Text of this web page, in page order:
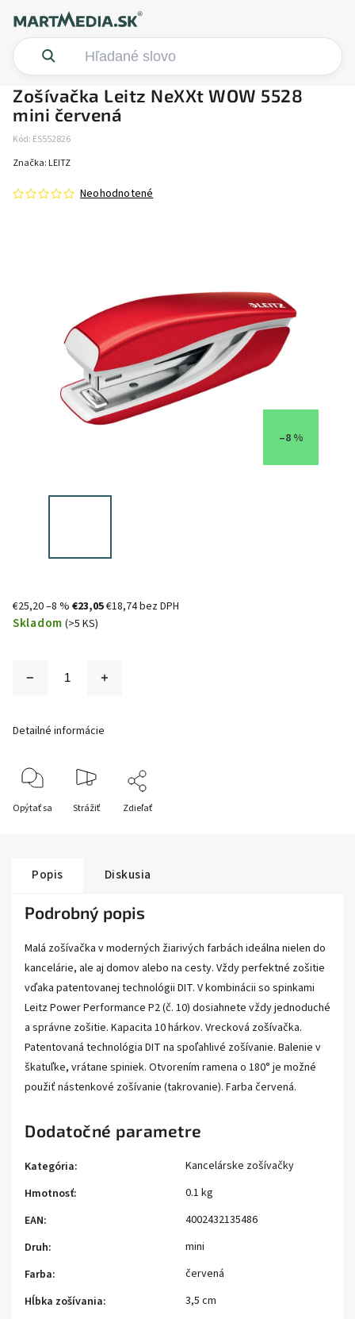
Zošívačka Leitz NeXXt WOW 5528
mini červená
Kód: ES552826
Neohodnotené
Značka: LEITZ
–8 %
€25,20–8 % €23,05€18,74 bez DPH
Skladom (>5 KS)
Detailné informácie
Opýtať sa Strážiť Zdieľať
Popis Diskusia
Podrobný popis
Malá zošívačka v moderných žiarivých farbách ideálna nielen do
kancelárie, ale aj domov alebo na cesty. Vždy perfektné zošitie
vďaka patentovanej technológii DIT. V kombinácii so spinkami
Leitz Power Performance P2 (č. 10) dosiahnete vždy jednoduché
a správne zošitie. Kapacita 10 hárkov. Vrecková zošívačka.
Patentovaná technológia DIT na spoľahlivé zošívanie. Balenie v
škatuľke, vrátane spiniek. Otvorením ramena o 180° je možné
použiť nástenkové zošívanie (takrovanie). Farba červená.
Dodatočné parametre
Kategória:
Kancelárske zošívačky
Hmotnosť:
0.1 kg
EAN:
4002432135486
Druh:
mini
Farba:
červená
Hĺbka zošívania:
3,5 cm